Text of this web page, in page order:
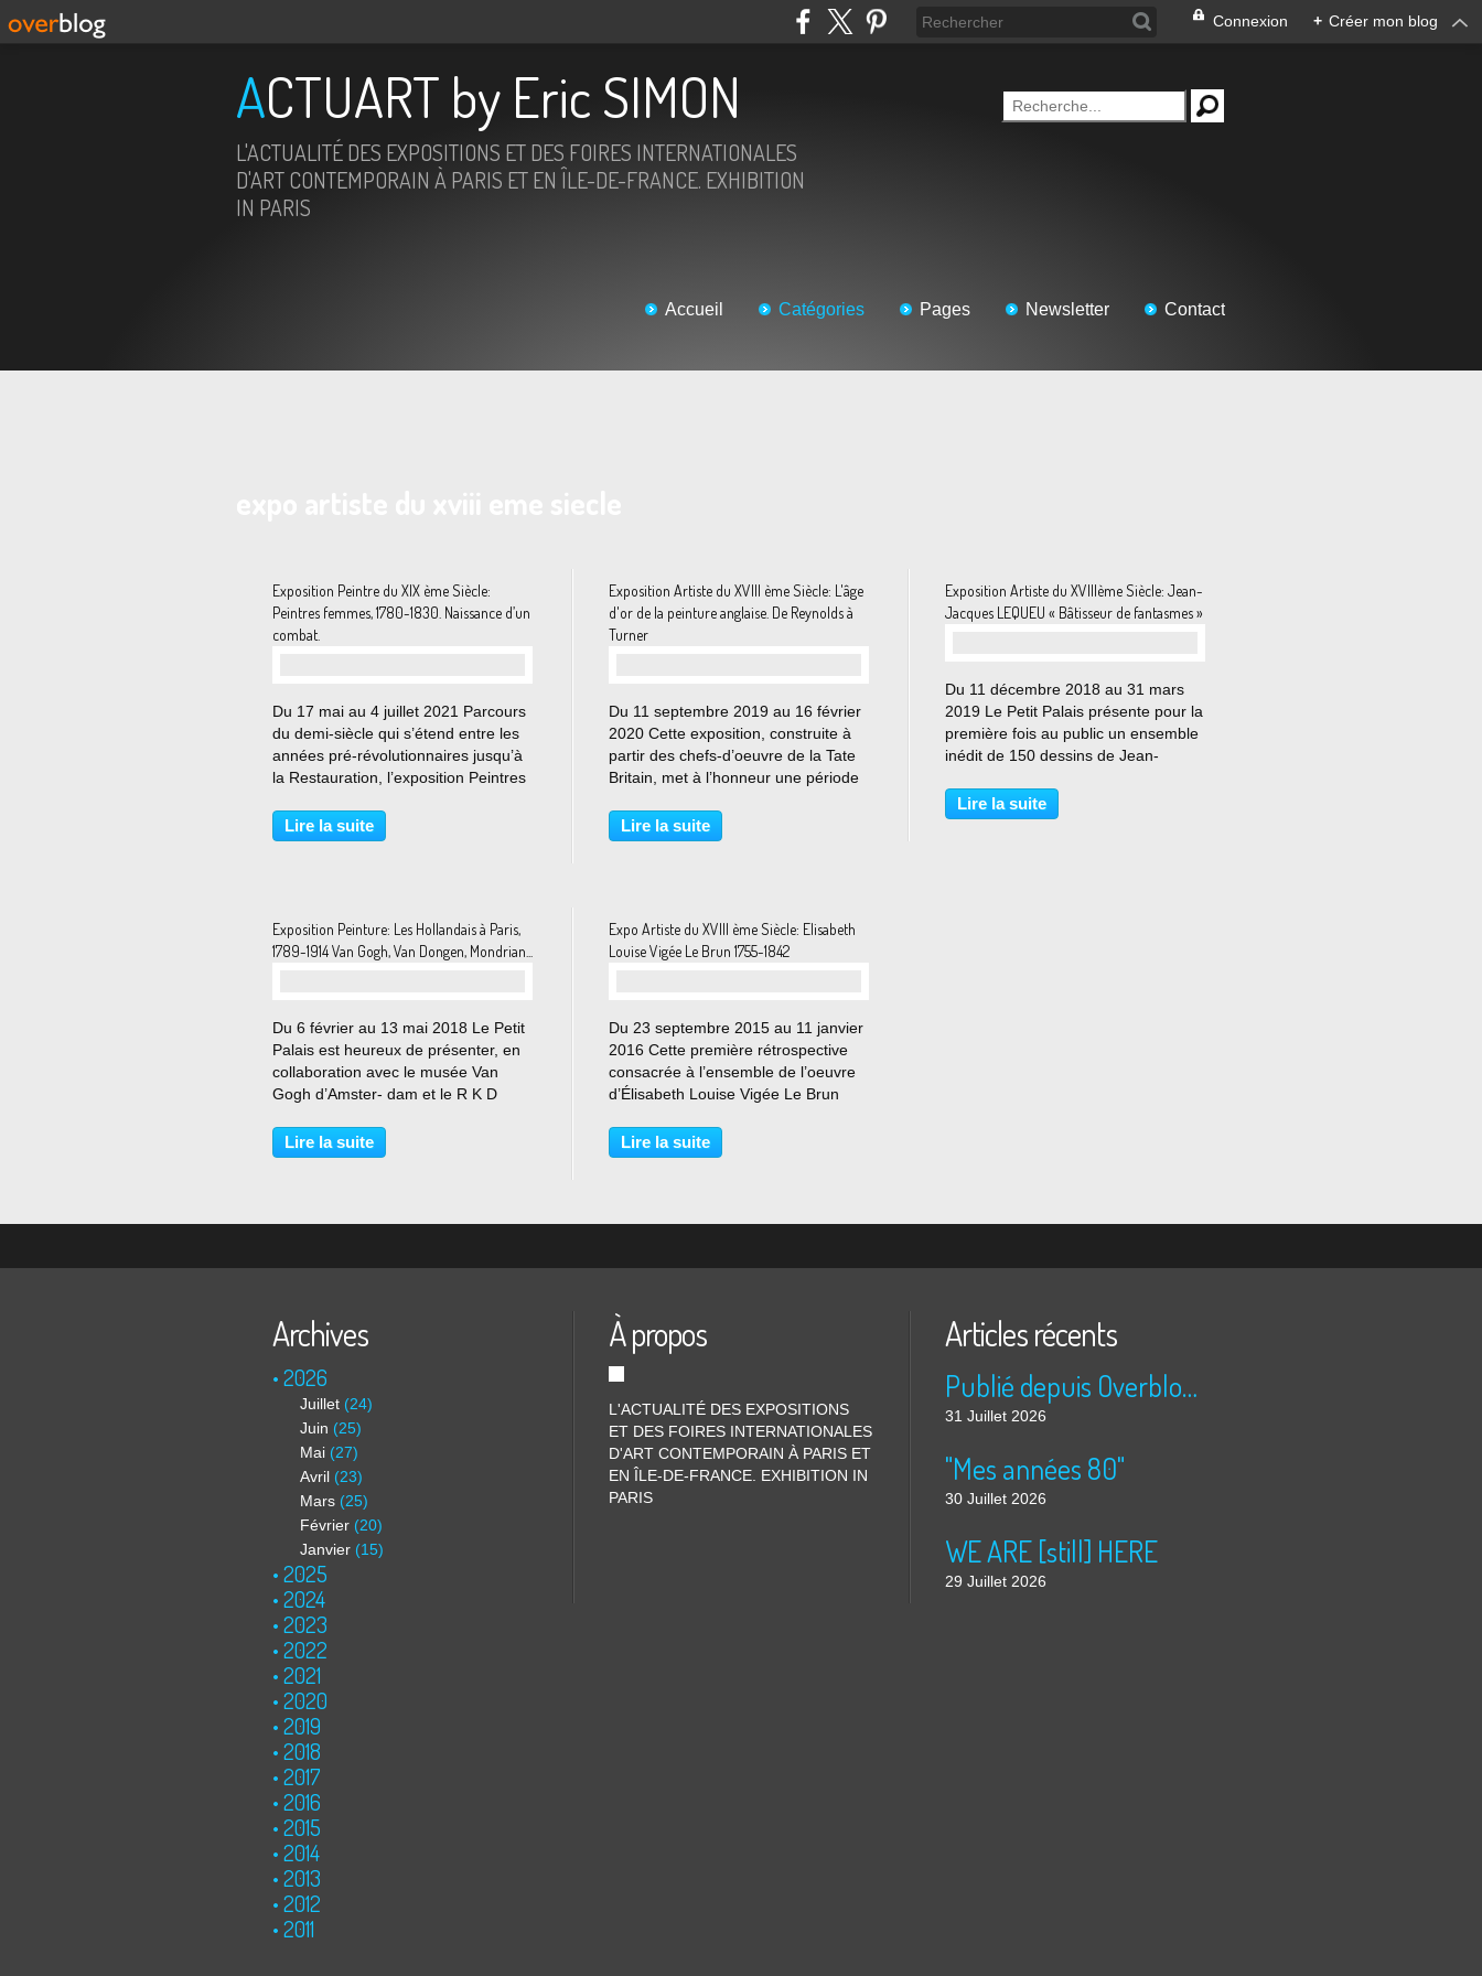
Connexion + Créer mon blog
ACTUART by Eric SIMON
L'ACTUALITÉ DES EXPOSITIONS ET DES FOIRES INTERNATIONALES
D'ART CONTEMPORAIN À PARIS ET EN ÎLE-DE-FRANCE. EXHIBITION
IN PARIS
Accueil Catégories Pages Newsletter Contact
Exposition Peintre du XIX ème Siècle:
Peintres femmes, 1780-1830. Naissance d’un
combat.
Du 17 mai au 4 juillet 2021 Parcours
du demi-siècle qui s’étend entre les
années pré-révolutionnaires jusqu’à
la Restauration, l’exposition Peintres
combat comprend environ 70
oeuvres exposées provenant de
Lire la suite
Exposition Artiste du XVIII ème Siècle: L'âge
d'or de la peinture anglaise. De Reynolds à
Turner
Du 11 septembre 2019 au 16 février
2020 Cette exposition, construite à
partir des chefs-d’oeuvre de la Tate
Britain, met à l’honneur une période
en Angleterre, allant des années
1760 jusqu’à 1820 environ. Elle
Lire la suite
Exposition Artiste du XVIIIème Siècle: Jean-
Jacques LEQUEU « Bâtisseur de fantasmes »
Du 11 décembre 2018 au 31 mars
2019 Le Petit Palais présente pour la
première fois au public un ensemble
inédit de 150 dessins de Jean-
hors du commun. L’œuvre graphique
de ce dessinateur méconnu est l’une
Lire la suite
Exposition Peinture: Les Hollandais à Paris,
1789-1914 Van Gogh, Van Dongen, Mondrian...
Du 6 février au 13 mai 2018 Le Petit
Palais est heureux de présenter, en
collaboration avec le musée Van
Gogh d’Amster- dam et le R K D
l’Art) de la Haye, la première grande
exposition en France dédiée aux
Lire la suite
Expo Artiste du XVIII ème Siècle: Elisabeth
Louise Vigée Le Brun 1755-1842
Du 23 septembre 2015 au 11 janvier
2016 Cette première rétrospective
consacrée à l’ensemble de l’oeuvre
d’Élisabeth Louise Vigée Le Brun
du règne de Louis XV à celui de
Louis-Philippe (l’une des périodes les
Lire la suite
Archives
2026
Juillet (24)
Juin (25)
Mai (27)
Avril (23)
Mars (25)
Février (20)
Janvier (15)
2025
2024
2023
2022
2021
2020
2019
2018
2017
2016
2015
2014
2013
2012
2011
À propos
L'ACTUALITÉ DES EXPOSITIONS
ET DES FOIRES INTERNATIONALES
D'ART CONTEMPORAIN À PARIS ET
EN ÎLE-DE-FRANCE. EXHIBITION IN
PARIS
Articles récents
Publié depuis Overblog et Facebook
31 Juillet 2026
"Mes années 80"
30 Juillet 2026
WE ARE [still] HERE
29 Juillet 2026